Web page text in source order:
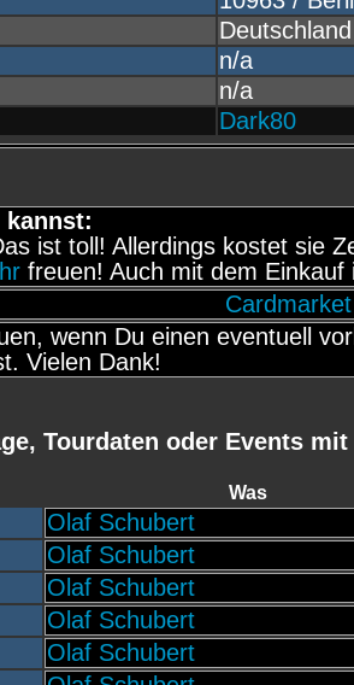
Deutschland
n/a
n/a
Dark80
kannst:
ist toll! Allerdings kostet sie
freuen! Auch mit dem Einkauf
Cardmarket
wenn Du einen eventuell
Vielen Dank!
Tourdaten oder Events
Was
Olaf Schubert
Olaf Schubert
Olaf Schubert
Olaf Schubert
Olaf Schubert